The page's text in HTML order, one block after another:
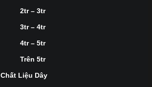
2tr – 3tr
3tr – 4tr
4tr – 5tr
Trên 5tr
Chất Liệu Dây